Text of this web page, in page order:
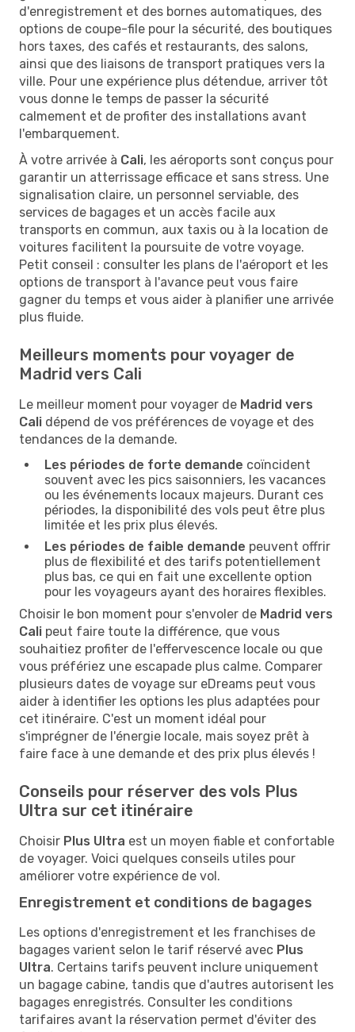
d'enregistrement et des bornes automatiques, des
options de coupe-file pour la sécurité, des boutiques
hors taxes, des cafés et restaurants, des salons,
ainsi que des liaisons de transport pratiques vers la
ville. Pour une expérience plus détendue, arriver tôt
vous donne le temps de passer la sécurité
calmement et de profiter des installations avant
l'embarquement.
À votre arrivée à Cali, les aéroports sont conçus pour
garantir un atterrissage efficace et sans stress. Une
signalisation claire, un personnel serviable, des
services de bagages et un accès facile aux
transports en commun, aux taxis ou à la location de
voitures facilitent la poursuite de votre voyage.
Petit conseil : consulter les plans de l'aéroport et les
options de transport à l'avance peut vous faire
gagner du temps et vous aider à planifier une arrivée
plus fluide.
Meilleurs moments pour voyager de
Madrid vers Cali
Le meilleur moment pour voyager de Madrid vers
Cali dépend de vos préférences de voyage et des
tendances de la demande.
Les périodes de forte demande coïncident
souvent avec les pics saisonniers, les vacances
ou les événements locaux majeurs. Durant ces
périodes, la disponibilité des vols peut être plus
limitée et les prix plus élevés.
Les périodes de faible demande peuvent offrir
plus de flexibilité et des tarifs potentiellement
plus bas, ce qui en fait une excellente option
pour les voyageurs ayant des horaires flexibles.
Choisir le bon moment pour s'envoler de Madrid vers
Cali peut faire toute la différence, que vous
souhaitiez profiter de l'effervescence locale ou que
vous préfériez une escapade plus calme. Comparer
plusieurs dates de voyage sur eDreams peut vous
aider à identifier les options les plus adaptées pour
cet itinéraire. C'est un moment idéal pour
s'imprégner de l'énergie locale, mais soyez prêt à
faire face à une demande et des prix plus élevés !
Conseils pour réserver des vols Plus
Ultra sur cet itinéraire
Choisir Plus Ultra est un moyen fiable et confortable
de voyager. Voici quelques conseils utiles pour
améliorer votre expérience de vol.
Enregistrement et conditions de bagages
Les options d'enregistrement et les franchises de
bagages varient selon le tarif réservé avec Plus
Ultra. Certains tarifs peuvent inclure uniquement
un bagage cabine, tandis que d'autres autorisent les
bagages enregistrés. Consulter les conditions
tarifaires avant la réservation permet d'éviter des